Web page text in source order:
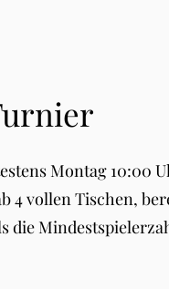
Montag 10:00
4 vollen Tischen,
die